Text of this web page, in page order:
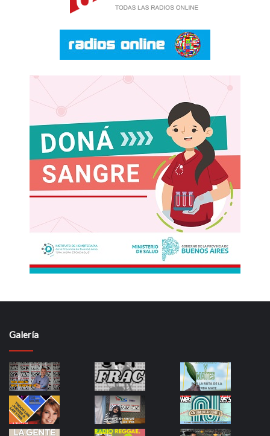
Galería